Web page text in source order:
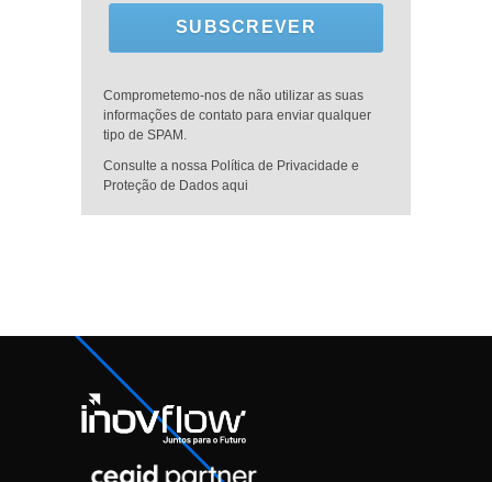
SUBSCREVER
Comprometemo-nos de não utilizar as suas
informações de contato para enviar qualquer
tipo de SPAM.
Consulte a nossa Política de Privacidade e
Proteção de Dados aqui